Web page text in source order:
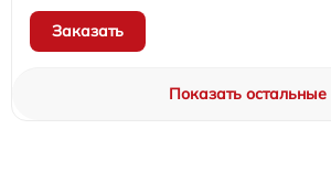
Заказать
Показать остальные